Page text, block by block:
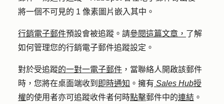
將一個不可見的 1 像素圖片嵌入其中。
行銷電子郵件預設會被追蹤。請參閱這篇文章， 了解
如何管理您的行銷電子郵件追蹤設定。
對於受追蹤的一對一電子郵件 ，當聯絡人開啟該郵件
時，您將在桌面端收到 即時通知 。擁有 Sales Hub授
權的使用者亦可追蹤收件者何時點擊郵件中的連結 。